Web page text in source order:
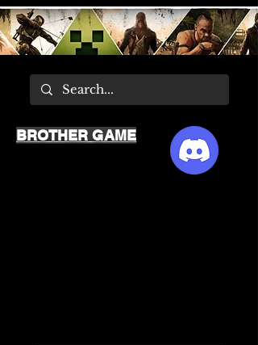
BROTHER GAME